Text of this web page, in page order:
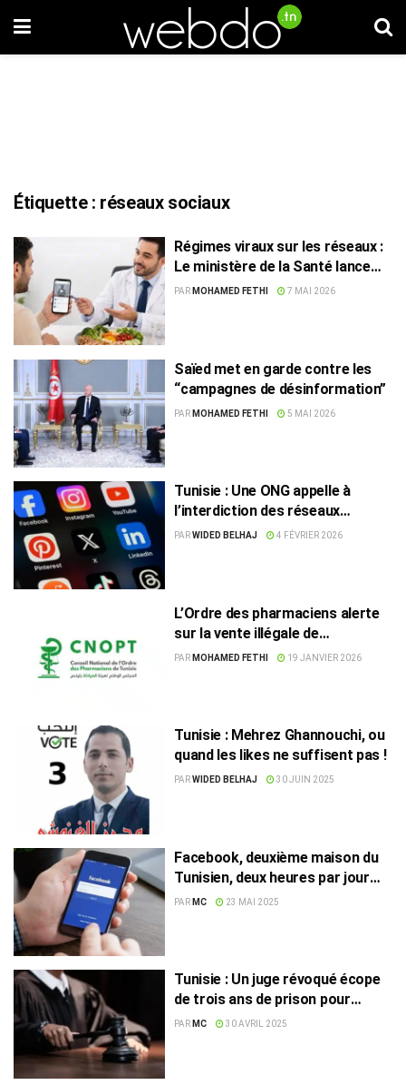
Étiquette : réseaux sociaux
Régimes viraux sur les réseaux :
Le ministère de la Santé lance
une mise en garde
PAR MOHAMED FETHI 7 MAI 2026
Saïed met en garde contre les
“campagnes de désinformation”
PAR MOHAMED FETHI 5 MAI 2026
Tunisie : Une ONG appelle à
l’interdiction des réseaux
sociaux pour les moins de 15 ans
PARWIDED BELHAJ 4 FÉVRIER 2026
L’Ordre des pharmaciens alerte
sur la vente illégale de
médicaments dangereux sur les
PAR MOHAMED FETHI 19 JANVIER 2026
Tunisie : Mehrez Ghannouchi, ou
quand les likes ne suffisent pas !
PARWIDED BELHAJ 30 JUIN 2025
Facebook, deuxième maison du
Tunisien, deux heures par jour
garanties !
PAR MC 23 MAI 2025
Tunisie : Un juge révoqué écope
de trois ans de prison pour
insultes sur les réseaux sociaux
PAR MC 30 AVRIL 2025